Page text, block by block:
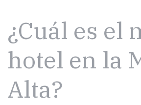
¿Cuál es el
hotel en la
Alta?